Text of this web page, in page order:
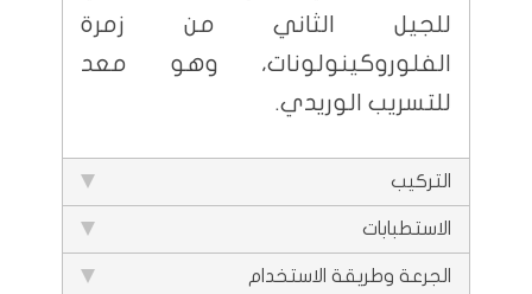
للجيل الثاني من زمرة
الفلوروكينولونات، وهو معد
للتسريب الوريدي.
التركيب
الاستطبابات
الجرعة وطريقة الاستخدام